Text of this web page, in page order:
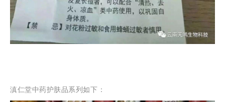
滇仁堂中药护肤品系列如下：